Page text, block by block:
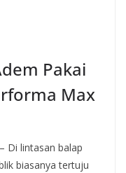
Pakai
Max
Di lintasan balap
biasanya tertuju